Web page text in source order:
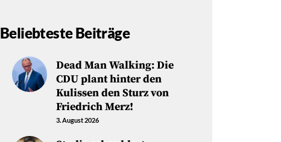
Beliebteste Beiträge
Dead Man Walking: Die
CDU plant hinter den
Kulissen den Sturz von
Friedrich Merz!
3. August 2026